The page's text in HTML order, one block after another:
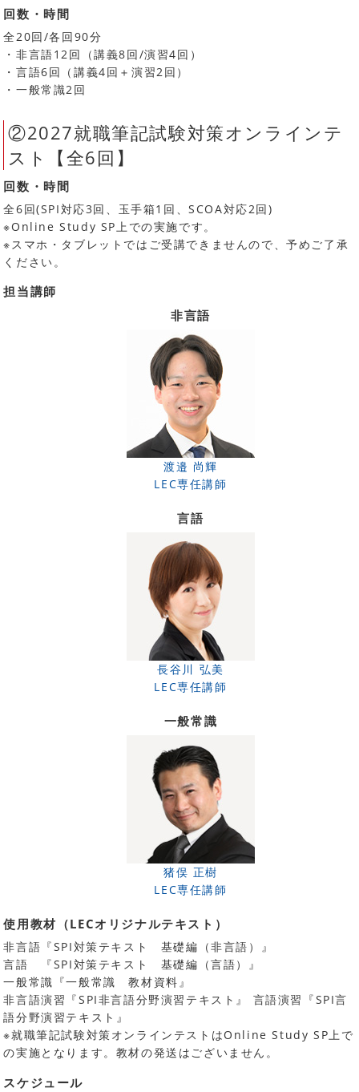
回数・時間
全20回/各回90分
・非言語12回（講義8回/演習4回）
・言語6回（講義4回＋演習2回）
・一般常識2回
②2027就職筆記試験対策オンラインテ
スト【全6回】
回数・時間
全6回(SPI対応3回、玉手箱1回、SCOA対応2回)
※Online Study SP上での実施です。
※スマホ・タブレットではご受講できませんので、予めご了承
ください。
担当講師
非言語
渡邉 尚輝
LEC専任講師
言語
長谷川 弘美
LEC専任講師
一般常識
猪俣 正樹
LEC専任講師
使用教材（LECオリジナルテキスト）
非言語『SPI対策テキスト 基礎編（非言語）』
言語 『SPI対策テキスト 基礎編（言語）』
一般常識『一般常識 教材資料』
非言語演習『SPI非言語分野演習テキスト』 言語演習『SPI言
語分野演習テキスト』
※就職筆記試験対策オンラインテストはOnline Study SP上で
の実施となります。教材の発送はございません。
スケジュール